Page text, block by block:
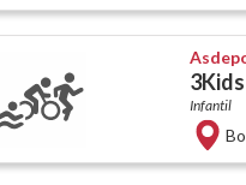
Infantil